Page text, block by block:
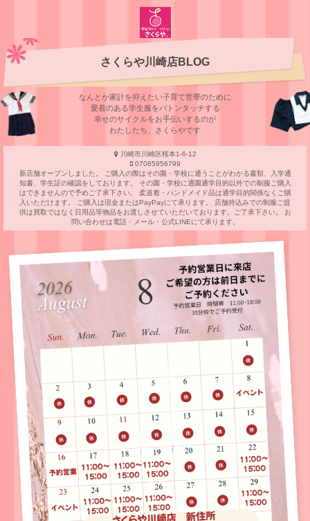
さくらや川崎店BLOG
なんとか家計を抑えたい子育て世帯のために
愛着のある学⽣服をバトンタッチする
幸せのサイクルをお⼿伝いするのが
わたしたち、さくらやです
川崎市川崎区桜本1-6-12
07085956799
新店舗オープンしました。 ご購入の際はその園・学校に通うことがわかる書類、入学通
知書、学生証の確認をしております。 その園・学校に通園通学目的以外での制服ご購入
はできませんので予めご了承下さい。 柔道着・ハンドメイド品は通学目的関係なくご購
入いただけます。 ご購入は現金またはPayPayにて承ります。 店舗持込みでの制服ご提
供は買取ではなく日用品等物品をお渡しさせていただいております。ご了承下さい。 お
問い合わせは電話・メール・公式LINEにて承ります。